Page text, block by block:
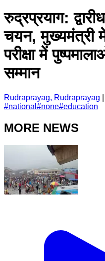
रुद्रप्रयाग:
चयन, मुख्यमंत्री
परीक्षा में
सम्मान
Rudraprayag, Rudraprayag
#national #none#education
MORE NEWS